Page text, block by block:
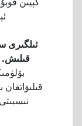
ئىلگىرى
قىلىش.